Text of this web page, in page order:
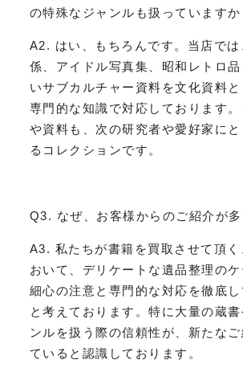
の特殊なジャンルも扱っていますか
A2. はい、もちろんです。当店では
係、アイドル写真集、昭和レトロ
いサブカルチャー資料を文化資料と
専門的な知識で対応しております
や資料も、次の研究者や愛好家に
るコレクションです。
Q3. なぜ、お客様からのご紹介が多
A3. 私たちが書籍を買取させて頂く
おいて、デリケートな遺品整理のケ
細心の注意と専門的な対応を徹底
と考えております。特に大量の蔵
ンルを扱う際の信頼性が、新たな
ていると認識しております。